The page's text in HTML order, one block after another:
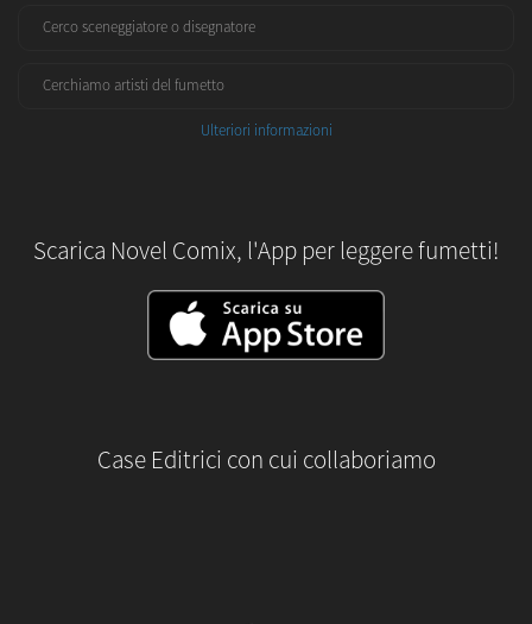
Cerco sceneggiatore o disegnatore
Cerchiamo artisti del fumetto
Ulteriori informazioni
Scarica Novel Comix, l'App per leggere fumetti!
Case Editrici con cui collaboriamo